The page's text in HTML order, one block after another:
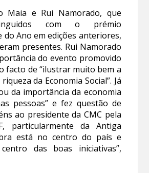
Maia e Rui Namorado, que
com o prémio
do Ano em edições anteriores,
presentes. Rui Namorado
do evento promovido
o facto de “ilustrar muito bem a
da Economia Social”. Já
da importância da economia
pessoas” e fez questão de
ao presidente da CMC pela
particularmente da Antiga
está no centro do país e
das boas iniciativas”,